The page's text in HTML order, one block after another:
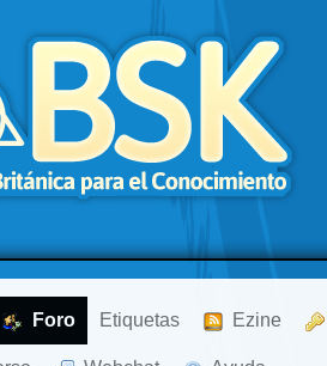
Foro Etiquetas Ezine